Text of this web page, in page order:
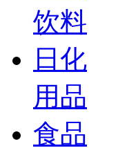
饮料
日化
用品
食品